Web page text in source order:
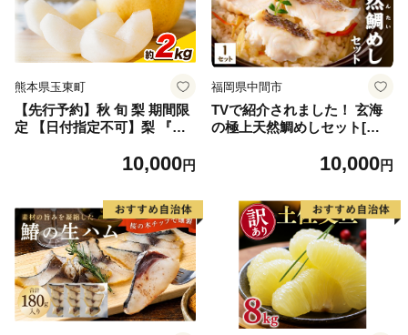
熊本県玉東町
【先行予約】秋 旬 梨 期間限
定 【日付指定不可】梨 『松
ぷり 約2kg 5-7玉前後 《7月
田農園』なし 果物 スイーツ
フルーツ デザート スムージ
ー SDG`s
10,000円
福岡県中間市
TVで紹介されました！ 玄海
の極上天然鯛めしセット[鯛
だし]【010-0001】10,000円